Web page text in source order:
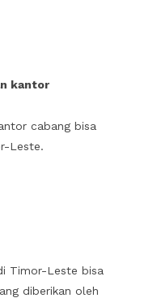
kantor
cabang bisa
Leste.
Timor-Leste bisa
diberikan oleh